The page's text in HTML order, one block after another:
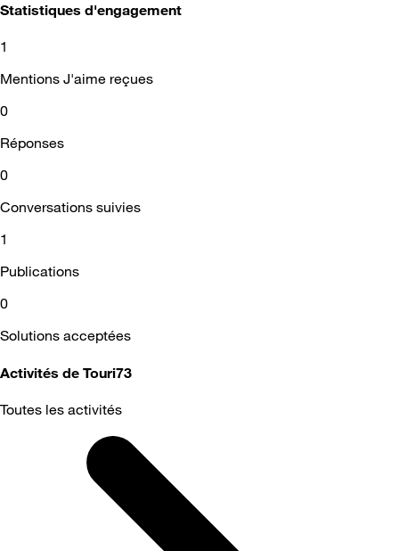
Statistiques d'engagement
1
Mentions J'aime reçues
0
Réponses
0
Conversations suivies
1
Publications
0
Solutions acceptées
Activités de Touri73
Toutes les activités